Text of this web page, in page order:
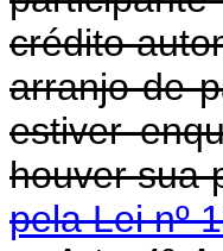
crédito
arranjo de
estiver
houver
pela Lei nº